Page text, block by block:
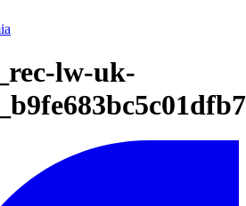
lw-uk-